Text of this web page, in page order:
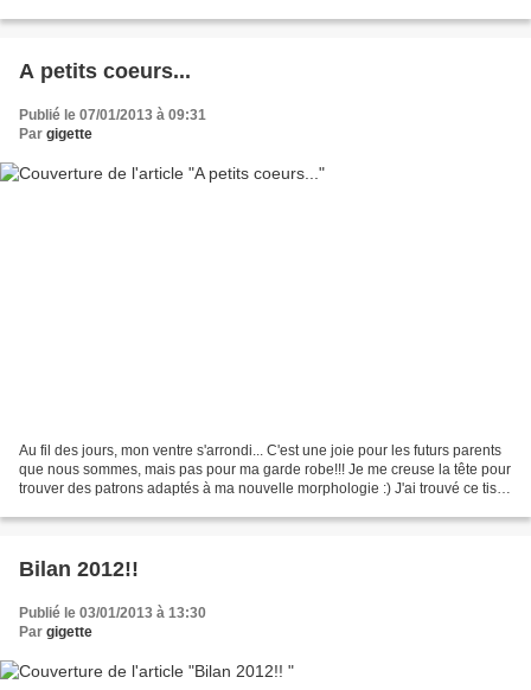
A petits coeurs...
Publié le 07/01/2013 à 09:31
Par gigette
Au fil des jours, mon ventre s'arrondi... C'est une joie pour les futurs parents
que nous sommes, mais pas pour ma garde robe!!! Je me creuse la tête pour
trouver des patrons adaptés à ma nouvelle morphologie :) J'ai trouvé ce tissu
Bilan 2012!!
Publié le 03/01/2013 à 13:30
Par gigette